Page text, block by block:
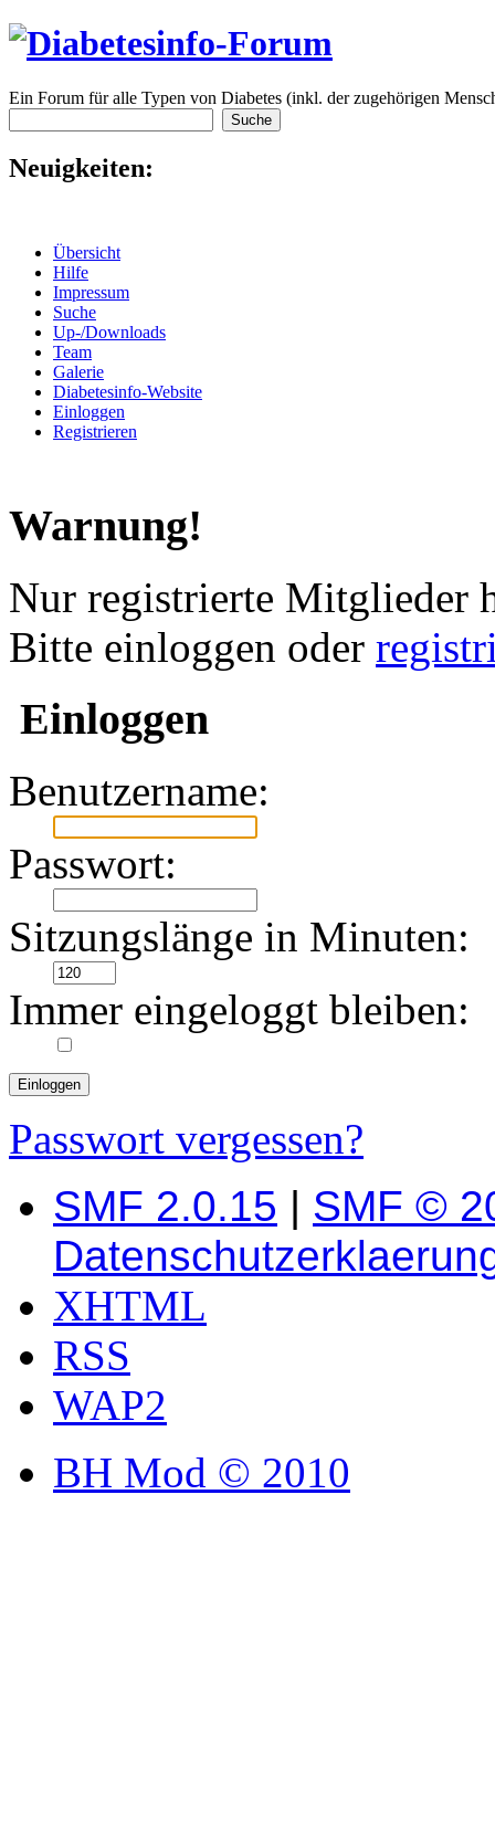
Ein Forum für alle Typen von Diabetes (inkl. der zugehörigen
Neuigkeiten:
Übersicht
Hilfe
Impressum
Suche
Up-/Downloads
Team
Galerie
Diabetesinfo-Website
Einloggen
Registrieren
Warnung!
Nur registrierte Mitglieder
Bitte einloggen oder
Einloggen
Benutzername:
Passwort:
Sitzungslänge in Minuten:
Immer eingeloggt bleiben:
Passwort vergessen?
SMF 2.0.15 | SMF ©
XHTML
RSS
WAP2
BH Mod © 2010